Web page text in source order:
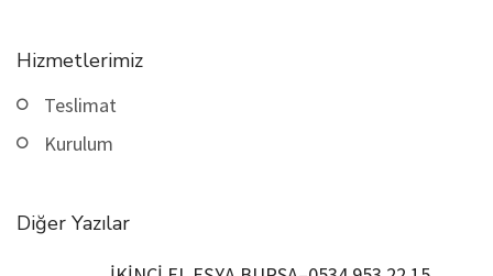
Hizmetlerimiz
Teslimat
Kurulum
Diğer Yazılar